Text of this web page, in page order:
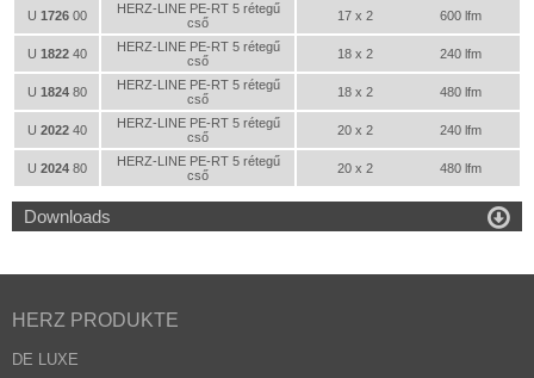
U 172600
HERZ-LINE PE-RT 5 rétegű
cső
17 x 2 600 lfm
U 182240
HERZ-LINE PE-RT 5 rétegű
cső
18 x 2 240 lfm
U 182480
HERZ-LINE PE-RT 5 rétegű
cső
18 x 2 480 lfm
U 202240
HERZ-LINE PE-RT 5 rétegű
cső
20 x 2 240 lfm
U 202480
HERZ-LINE PE-RT 5 rétegű
cső
20 x 2 480 lfm
Downloads 
HERZ PRODUKTE
DE LUXE